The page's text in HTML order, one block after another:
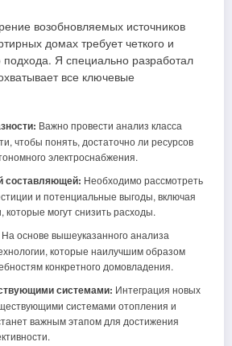
возобновляемых источников
домах требует четкого и
подхода. Я специально разработал
все ключевые
Важно провести анализ класса
чтобы понять, достаточно ли ресурсов
электроснабжения.
составляющей: Необходимо рассмотреть
и потенциальные выгоды, включая
которые могут снизить расходы.
На основе вышеуказанного анализа
которые наилучшим образом
конкретного домовладения.
системами: Интеграция новых
системами отопления и
важным этапом для достижения